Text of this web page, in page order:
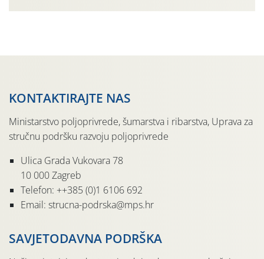
KONTAKTIRAJTE NAS
Ministarstvo poljoprivrede, šumarstva i ribarstva, Uprava za
stručnu podršku razvoju poljoprivrede
Ulica Grada Vukovara 78
10 000 Zagreb
Telefon: ++385 (0)1 6106 692
Email: strucna-podrska@mps.hr
SAVJETODAVNA PODRŠKA